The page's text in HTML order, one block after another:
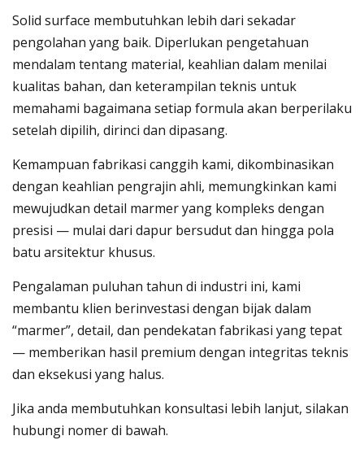
Solid surface membutuhkan lebih dari sekadar
pengolahan yang baik. Diperlukan pengetahuan
mendalam tentang material, keahlian dalam menilai
kualitas bahan, dan keterampilan teknis untuk
memahami bagaimana setiap formula akan berperilaku
setelah dipilih, dirinci dan dipasang.
Kemampuan fabrikasi canggih kami, dikombinasikan
dengan keahlian pengrajin ahli, memungkinkan kami
mewujudkan detail marmer yang kompleks dengan
presisi — mulai dari dapur bersudut dan hingga pola
batu arsitektur khusus.
Pengalaman puluhan tahun di industri ini, kami
membantu klien berinvestasi dengan bijak dalam
“marmer”, detail, dan pendekatan fabrikasi yang tepat
— memberikan hasil premium dengan integritas teknis
dan eksekusi yang halus.
Jika anda membutuhkan konsultasi lebih lanjut, silakan
hubungi nomer di bawah.